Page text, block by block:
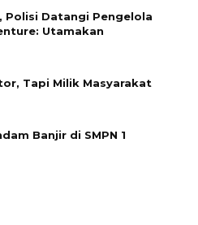
Polisi Datangi Pengelola
Utamakan
Tapi Milik Masyarakat
Banjir di SMPN 1